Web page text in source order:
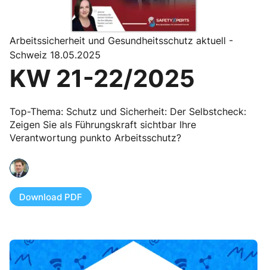
Arbeitssicherheit und Gesundheitsschutz aktuell -
Schweiz 18.05.2025
KW 21-22/2025
Top-Thema: Schutz und Sicherheit: Der Selbstcheck:
Zeigen Sie als Führungskraft sichtbar Ihre
Verantwortung punkto Arbeitsschutz?
Download PDF